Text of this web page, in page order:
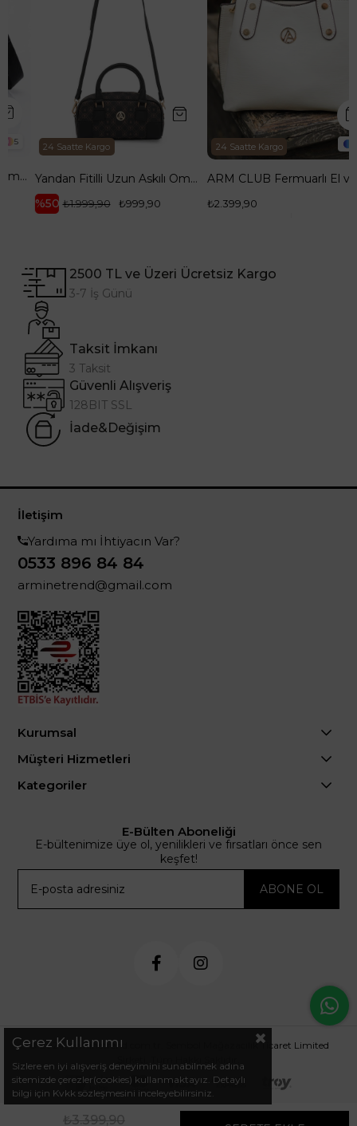
₺3.399,90
24 Saatte Kargo
Yandan Fitilli Uzun Askılı Omuz ve El Çantası Siyah ARM152
₺999,90
₺1.999,90
24 Saatte Kargo
ARM CLUB Fermuarlı El ve Askılı Omuz Çantası Bej ARM118
₺2.399,90
2500 TL ve Üzeri Ücretsiz Kargo
3-7 İş Günü
Taksit İmkanı
3 Taksit
Güvenli Alışveriş
128BIT SSL
İade&Değişim
İletişim
Yardıma mı İhtiyacın Var?
0533 896 84 84
arminetrend@gmail.com
Kurumsal
Müşteri Hizmetleri
Kategoriler
E-Bülten Aboneliği
E-bültenimize üye ol, yenilikleri ve fırsatları önce sen
keşfet!
ABONE OL
© 2024 .arminetrend.com.tr. Sembol Mağazacılık Ticaret Limited
Çerez Kullanımı
Sizlere en iyi alışveriş deneyimini sunabilmek adına
sitemizde çerezler(cookies) kullanmaktayız. Detaylı
bilgi için Kvkk sözleşmesini inceleyebilirsiniz.